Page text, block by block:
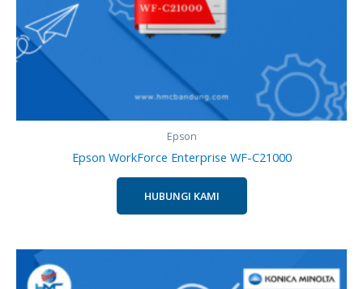
Epson
Epson WorkForce Enterprise WF-C21000
HUBUNGI KAMI